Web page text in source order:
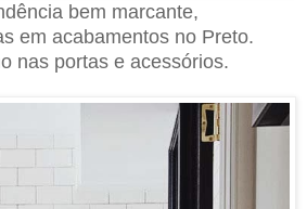
bem marcante,
em acabamentos no Preto.
nas portas e acessórios.